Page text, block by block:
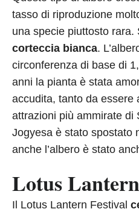
tasso di riproduzione
una specie piuttosto
corteccia bianca.
circonferenza di base di
anni la pianta è stata
accudita, tanto da essere
attrazioni più ammirate di
Jogyesa è stato spostato
anche l’albero è stato
Lotus
Il Lotus Lantern Festival